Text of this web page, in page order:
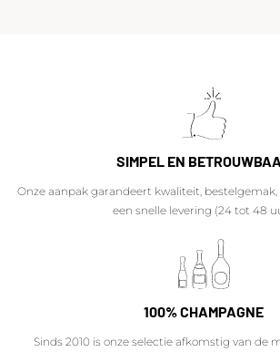
SIMPEL EN
Onze aanpak garandeert kwaliteit,
een snelle levering (24 tot 48
100% CHAMPAGNE
Sinds 2010 is onze selectie afkomstig van de